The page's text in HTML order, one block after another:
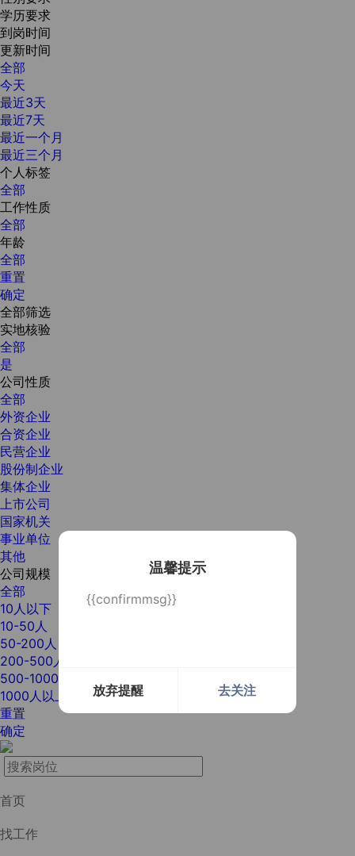
温馨提示
{{confirmmsg}}
放弃提醒 去关注
学历要求
到岗时间
更新时间
全部
今天
最近3天
最近7天
最近一个月
最近三个月
个人标签
全部
工作性质
全部
年龄
全部
重置
确定
全部筛选
实地核验
全部
是
公司性质
全部
外资企业
合资企业
民营企业
股份制企业
集体企业
上市公司
国家机关
事业单位
其他
公司规模
全部
10人以下
10-50人
50-200人
200-500人
500-1000人
1000人以上
重置
确定
首页
找工作